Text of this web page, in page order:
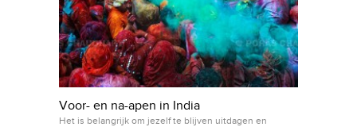
Voor- en na-apen in India
Het is belangrijk om jezelf te blijven uitdagen en